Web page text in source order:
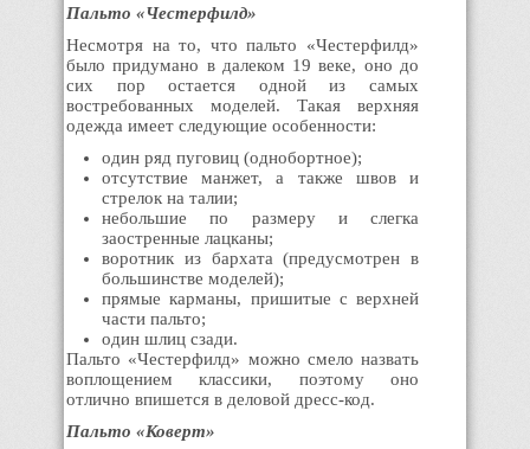
Пальто «Честерфилд»
Несмотря на то, что пальто «Честерфилд»
было придумано в далеком 19 веке, оно до
сих пор остается одной из самых
востребованных моделей. Такая верхняя
одежда имеет следующие особенности:
один ряд пуговиц (однобортное);
отсутствие манжет, а также швов и
стрелок на талии;
небольшие по размеру и слегка
заостренные лацканы;
воротник из бархата (предусмотрен в
большинстве моделей);
прямые карманы, пришитые с верхней
части пальто;
один шлиц сзади.
Пальто «Честерфилд» можно смело назвать
воплощением классики, поэтому оно
отлично впишется в деловой дресс-код.
Пальто «Коверт»